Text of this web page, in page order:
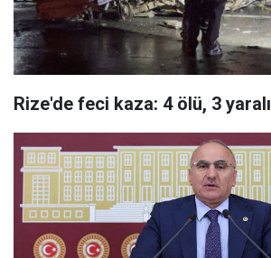
Rize'de feci kaza: 4 ölü, 3 yaralı